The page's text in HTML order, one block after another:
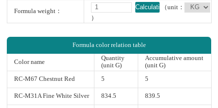
Formula weight：
Calculation（unit：
）
Formula color relation table
Color name
Quantity
(unit G)
Accumulative amount
(unit G)
RC-M67 Chestnut Red
5 5
RC-M31A Fine White Silver 834.5 839.5